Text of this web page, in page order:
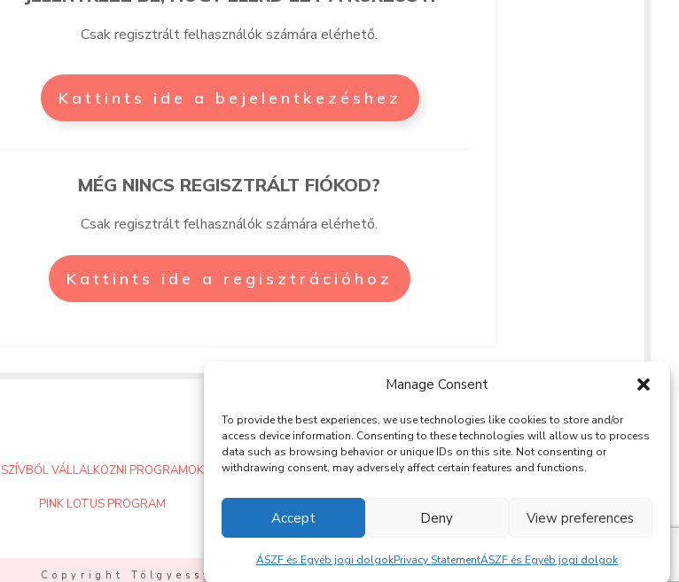
Manage Consent
To provide the best experiences, we use technologies like cookies to store and/or
access device information. Consenting to these technologies will allow us to process
data such as browsing behavior or unique IDs on this site. Not consenting or
withdrawing consent, may adversely affect certain features and functions.
Accept Deny View preferences
ÁSZF és Egyéb jogi dolgokPrivacy StatementÁSZF és Egyéb jogi dolgok
Csak regisztrált felhasználók számára elérhető.
Kattints ide a bejelentkezéshez
MÉG NINCS REGISZTRÁLT FIÓKOD?
Csak regisztrált felhasználók számára elérhető.
Kattints ide a regisztrációhoz
SZÍVBŐL VÁLLALKOZNI PROGRAMOK
PINK LOTUS PROGRAM
BLOG
PODCAST
RÓLAM
Copyright Tölgyessy Zsófi / 2021 -